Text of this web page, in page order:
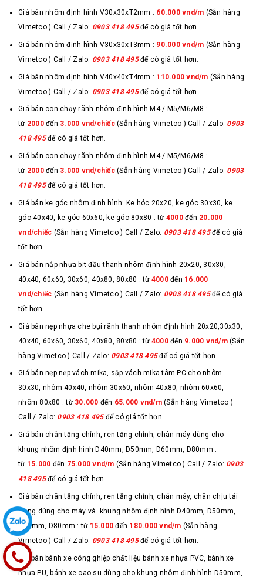
Giá bán nhôm định hình V30x30xT2mm : 60.000 vnd/m (Sẵn hàng
Vimetco ) Call / Zalo: 0903 418 495để có giá tốt hơn.
Giá bán nhôm định hình V30x30xT3mm : 90.000 vnd/m (Sẵn hàng
Vimetco ) Call / Zalo: 0903 418 495để có giá tốt hơn.
Giá bán nhôm định hình V40x40xT4mm : 110.000 vnd/m (Sẵn hàng
Vimetco ) Call / Zalo: 0903 418 495để có giá tốt hơn.
Giá bán con chạy rãnh nhôm định hình M4 / M5/M6/M8 :
từ 2000đến 3.000 vnd/chiếc(Sẵn hàng Vimetco ) Call / Zalo: 0903
418 495để có giá tốt hơn.
Giá bán con chạy rãnh nhôm định hình M4 / M5/M6/M8 :
từ 2000đến 3.000 vnd/chiếc(Sẵn hàng Vimetco ) Call / Zalo: 0903
418 495để có giá tốt hơn.
Giá bán ke góc nhôm định hình: Ke hóc 20x20, ke góc 30x30, ke
góc 40x40, ke góc 60x60, ke góc 80x80 : từ 4000đến 20.000
vnd/chiếc (Sẵn hàng Vimetco ) Call / Zalo: 0903 418 495để có giá
tốt hơn.
Giá bán nắp nhựa bịt đầu thanh nhôm định hình 20x20, 30x30,
40x40, 60x60, 30x60, 40x80, 80x80 : từ 4000đến 16.000
vnd/chiếc (Sẵn hàng Vimetco ) Call / Zalo: 0903 418 495để có giá
tốt hơn.
Giá bán nẹp nhựa che bụi rãnh thanh nhôm định hình 20x20,30x30,
40x40, 60x60, 30x60, 40x80, 80x80 : từ 4000đến 9.000 vnd/m(Sẵn
hàng Vimetco ) Call / Zalo: 0903 418 495để có giá tốt hơn.
Giá bán nẹp nẹp vách mika, sập vách mika tâm PC cho nhôm
30x30, nhôm 40x40, nhôm 30x60, nhôm 40x80, nhôm 60x60,
nhôm 80x80 : từ 30.000 đến 65.000 vnd/m(Sẵn hàng Vimetco )
Call / Zalo: 0903 418 495để có giá tốt hơn.
Giá bán chân tăng chỉnh, ren tăng chỉnh, chân máy dùng cho
khung nhôm định hình D40mm, D50mm, D60mm, D80mm :
từ 15.000 đến 75.000 vnd/m (Sẵn hàng Vimetco ) Call / Zalo: 0903
418 495để có giá tốt hơn.
Giá bán chân tăng chỉnh, ren tăng chỉnh, chân máy, chân chịu tải
trọng dùng cho máy và khung nhôm định hình D40mm, D50mm,
D60mm, D80mm : từ 15.000 đến 180.000 vnd/m (Sẵn hàng
Vimetco ) Call / Zalo: 0903 418 495để có giá tốt hơn.
Giá bán bánh xe công ghiệp chất liệu bánh xe nhựa PVC, bánh xe
nhựa PU, bánh xe cao su dùng cho khung nhôm định hình D50mm,